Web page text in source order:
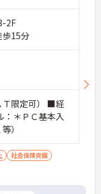
2F
歩15分
限定可） ■経
＊ＰＣ基本入
）
社会保険完備